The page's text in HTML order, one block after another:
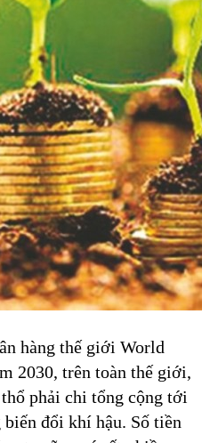
hàng thế giới World
2030, trên toàn thế giới,
phải chi tổng cộng tới
đổi khí hậu. Số tiền